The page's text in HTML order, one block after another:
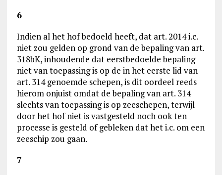
6
Indien al het hof bedoeld heeft, dat art. 2014 i.c.
niet zou gelden op grond van de bepaling van art.
318bK, inhoudende dat eerstbedoelde bepaling
niet van toepassing is op de in het eerste lid van
art. 314 genoemde schepen, is dit oordeel reeds
hierom onjuist omdat de bepaling van art. 314
slechts van toepassing is op zeeschepen, terwijl
door het hof niet is vastgesteld noch ook ten
processe is gesteld of gebleken dat het i.c. om een
zeeschip zou gaan.
7